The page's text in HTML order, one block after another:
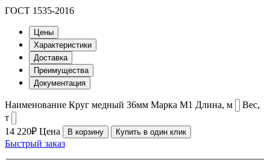
ГОСТ 1535-2016
Цены
Характеристики
Доставка
Преимущества
Документация
Наименование Круг медный 36мм Марка М1 Длина, м
Вес,
т
14 220₽ Цена В корзину Купить в один клик
Быстрый заказ